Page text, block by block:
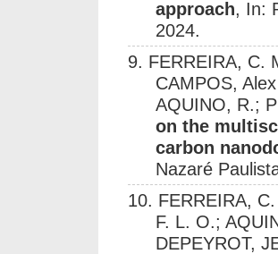
approach, In:
2024.
9. FERREIRA, C.
CAMPOS,
AQUINO, R.;
on the
carbon
Nazaré
10. FERREIRA,
F. L. O.;
DEPEYROT,